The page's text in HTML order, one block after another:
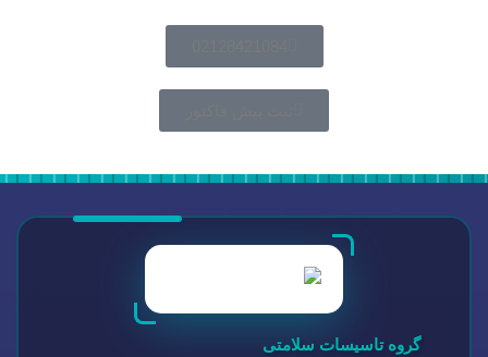
گروه تاسیسات سلامتی